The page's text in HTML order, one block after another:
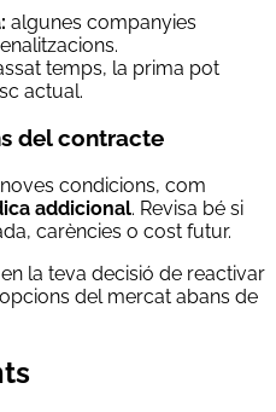
algunes companyies
temps, la prima pot
actual.
del contracte
condicions, com
addicional. Revisa bé si
carències o cost futur.
la teva decisió de reactivar
del mercat abans de